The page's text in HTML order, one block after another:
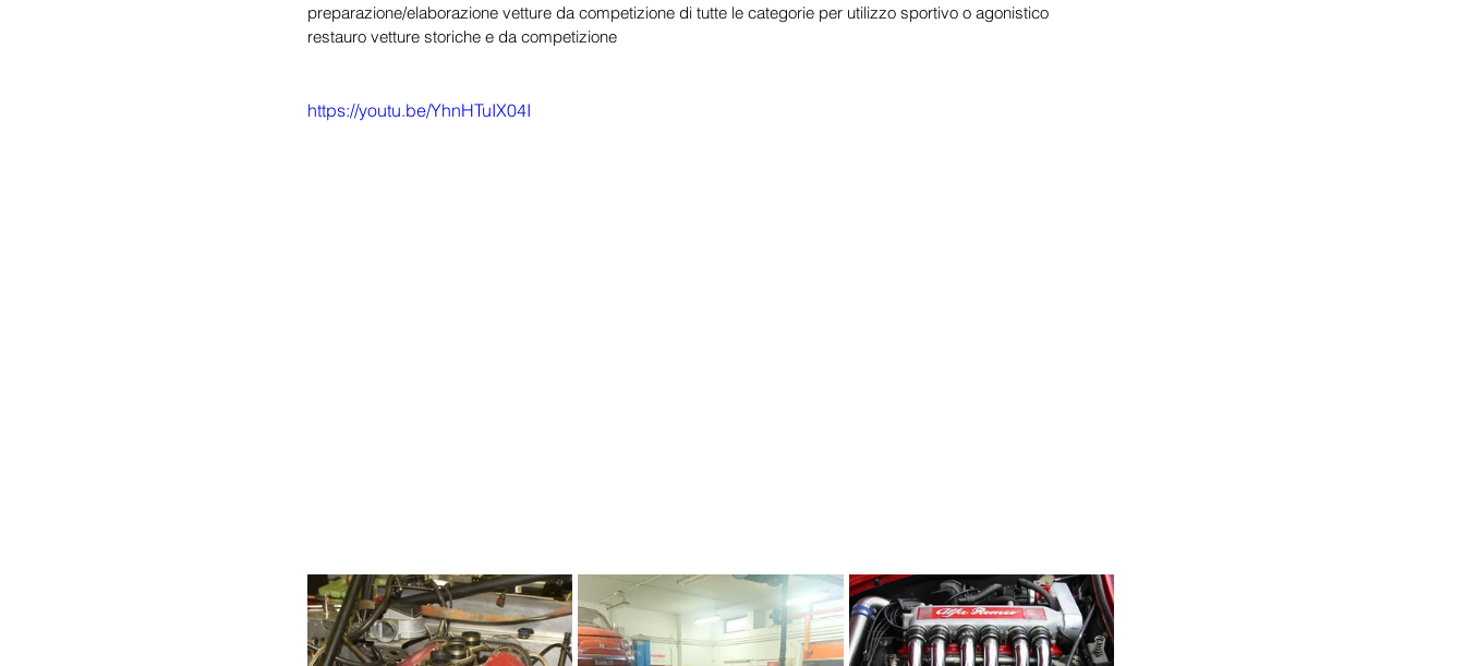
preparazione/elaborazione vetture da competizione di tutte le categorie per utilizzo sportivo o agonistico
restauro vetture storiche e da competizione
https://youtu.be/YhnHTuIX04I